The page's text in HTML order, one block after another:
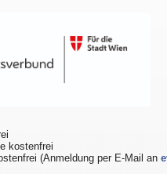
kostenfrei
(Anmeldung per E-Mail an